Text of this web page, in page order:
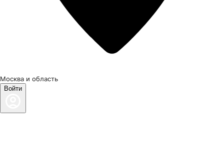
Москва и область
Войти